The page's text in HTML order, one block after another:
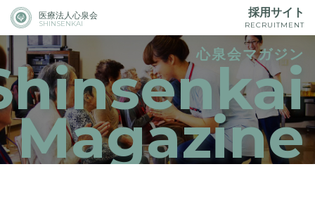
医療法人心泉会
SHINSENKAI
採用サイト
RECRUITMENT
心泉会マガジン
Magazine